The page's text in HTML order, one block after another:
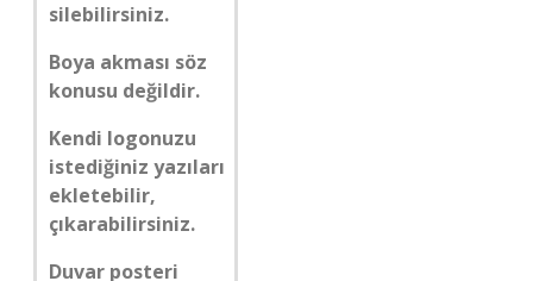
silebilirsiniz.
Boya akması söz
konusu değildir.
Kendi logonuzu
istediğiniz yazıları
ekletebilir,
çıkarabilirsiniz.
Duvar posteri